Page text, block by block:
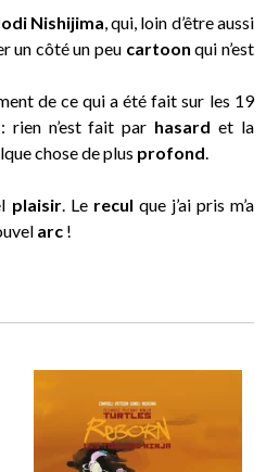
Nishijima , qui, loin d’être aussi
un côté un peu cartoon qui n’est
de ce qui a été fait sur les 19
rien n’est fait par hasard et la
chose de plus profond
plaisir. Le recul que j’ai pris m’a
arc !